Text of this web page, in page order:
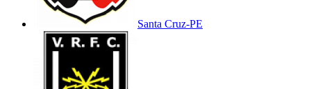
Santa Cruz-PE